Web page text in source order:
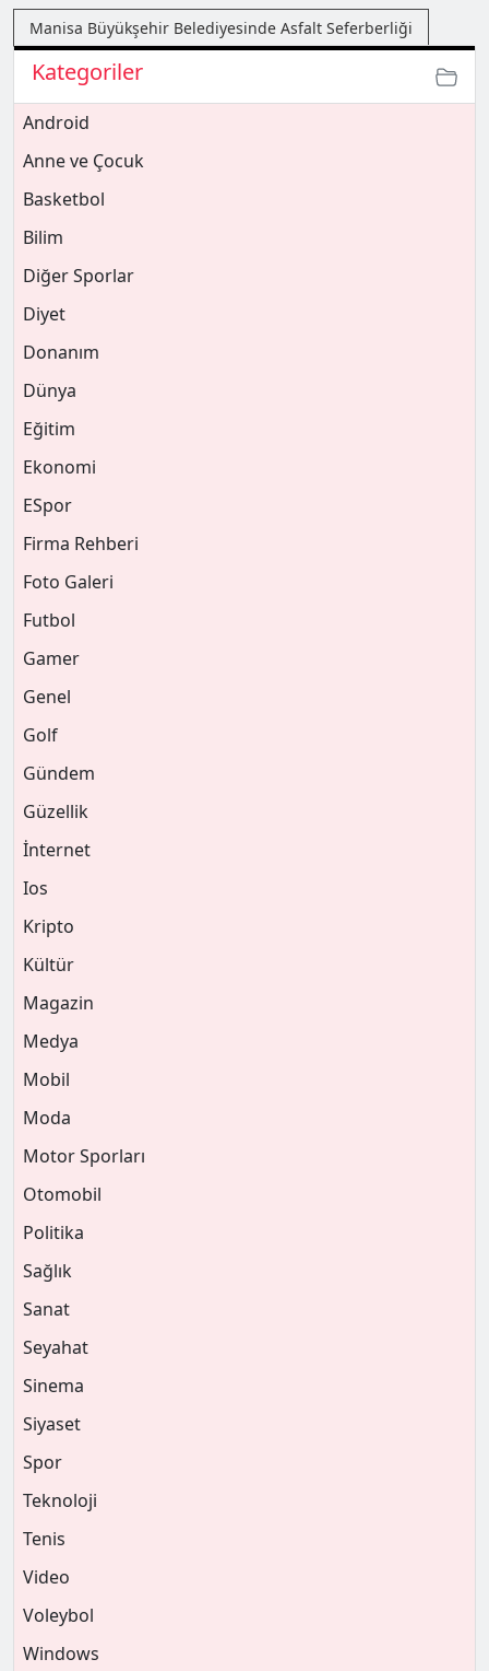
Manisa Büyükşehir Belediyesinde Asfalt Seferberliği
Kategoriler
Android
Anne ve Çocuk
Basketbol
Bilim
Diğer Sporlar
Diyet
Donanım
Dünya
Eğitim
Ekonomi
ESpor
Firma Rehberi
Foto Galeri
Futbol
Gamer
Genel
Golf
Gündem
Güzellik
İnternet
Ios
Kripto
Kültür
Magazin
Medya
Mobil
Moda
Motor Sporları
Otomobil
Politika
Sağlık
Sanat
Seyahat
Sinema
Siyaset
Spor
Teknoloji
Tenis
Video
Voleybol
Windows